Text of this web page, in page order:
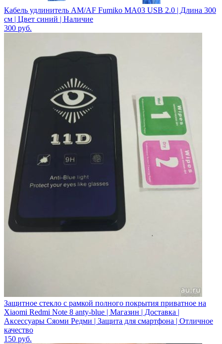
Кабель удлинитель AM/AF Fumiko MA03 USB 2.0 | Длина 300
см | Цвет синий | Наличие
300 руб.
Защитное стекло с рамкой полного покрытия приватное на
Xiaomi Redmi Note 8 anty-blue | Магазин | Доставка |
Аксессуары Сяоми Редми | Защита для смартфона | Отличное
качество
150 руб.